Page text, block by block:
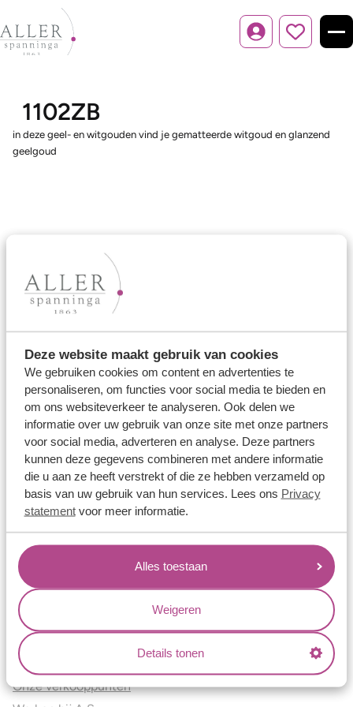
Deze website maakt gebruik van cookies
We gebruiken cookies om content en advertenties te
personaliseren, om functies voor social media te bieden en
om ons websiteverkeer te analyseren. Ook delen we
informatie over uw gebruik van onze site met onze partners
voor social media, adverteren en analyse. Deze partners
kunnen deze gegevens combineren met andere informatie
die u aan ze heeft verstrekt of die ze hebben verzameld op
basis van uw gebruik van hun services. Lees ons Privacy
statementvoor meer informatie.
Alles toestaan
Weigeren
Details tonen
Inloggen
1102ZB
in deze geel- en witgouden vind je gematteerde witgoud en glanzend
geelgoud
Ons aanbod
Trouwringen
Memoireringen
Verlovingsringen
Vriendschapsringen
Over ons
Aller Spanninga
Historie
Certificaten
Blogs
Jouw voordelen
Conflictvrije Materialen
Oneindig veel mogelijkheden
Kwaliteit
Juweliers & Contact
Onze verkooppunten